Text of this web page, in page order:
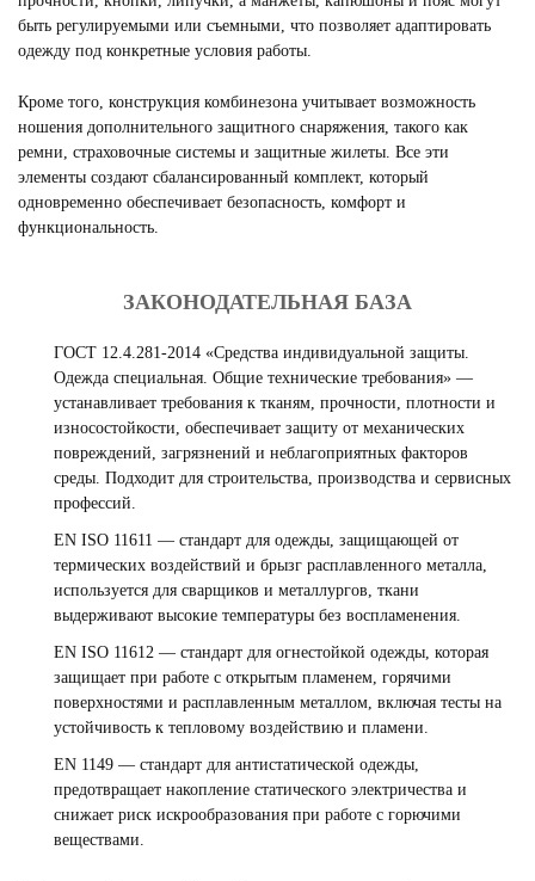
быть регулируемыми или съемными, что позволяет адаптировать
одежду под конкретные условия работы.
Кроме того, конструкция комбинезона учитывает возможность
ношения дополнительного защитного снаряжения, такого как
ремни, страховочные системы и защитные жилеты. Все эти
элементы создают сбалансированный комплект, который
одновременно обеспечивает безопасность, комфорт и
функциональность.
ЗАКОНОДАТЕЛЬНАЯ БАЗА
ГОСТ 12.4.281-2014 «Средства индивидуальной защиты.
Одежда специальная. Общие технические требования» —
устанавливает требования к тканям, прочности, плотности и
износостойкости, обеспечивает защиту от механических
повреждений, загрязнений и неблагоприятных факторов
среды. Подходит для строительства, производства и сервисных
профессий.
EN ISO 11611 — стандарт для одежды, защищающей от
термических воздействий и брызг расплавленного металла,
используется для сварщиков и металлургов, ткани
выдерживают высокие температуры без воспламенения.
EN ISO 11612 — стандарт для огнестойкой одежды, которая
защищает при работе с открытым пламенем, горячими
поверхностями и расплавленным металлом, включая тесты на
устойчивость к тепловому воздействию и пламени.
EN 1149 — стандарт для антистатической одежды,
предотвращает накопление статического электричества и
снижает риск искрообразования при работе с горючими
веществами.